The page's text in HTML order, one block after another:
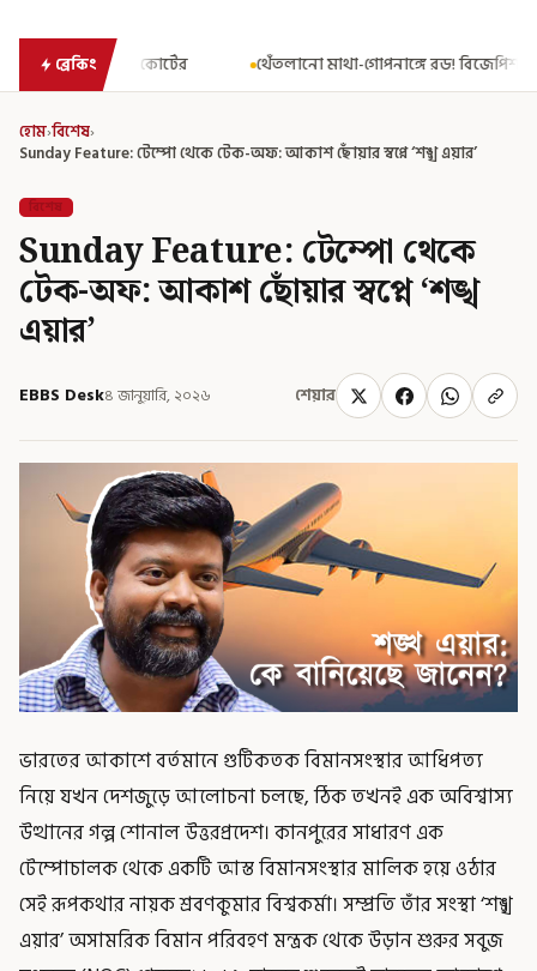
ব্রেকিং
থেঁতলানো মাথা-গোপনাঙ্গে রড! বিজেপিশাসিত অসমে নাবালিকার নৃশংস
হোম›বিশেষ›
Sunday Feature: টেম্পো থেকে টেক-অফ: আকাশ ছোঁয়ার স্বপ্নে ‘শঙ্খ এয়ার’
বিশেষ
Sunday Feature: টেম্পো থেকে
টেক-অফ: আকাশ ছোঁয়ার স্বপ্নে ‘শঙ্খ
এয়ার’
EBBS Desk৪ জানুয়ারি, ২০২৬ শেয়ার
ভারতের আকাশে বর্তমানে গুটিকতক বিমানসংস্থার আধিপত্য
নিয়ে যখন দেশজুড়ে আলোচনা চলছে, ঠিক তখনই এক অবিশ্বাস্য
উত্থানের গল্প শোনাল উত্তরপ্রদেশ। কানপুরের সাধারণ এক
টেম্পোচালক থেকে একটি আস্ত বিমানসংস্থার মালিক হয়ে ওঠার
সেই রূপকথার নায়ক শ্রবণকুমার বিশ্বকর্মা। সম্প্রতি তাঁর সংস্থা ‘শঙ্খ
এয়ার’ অসামরিক বিমান পরিবহণ মন্ত্রক থেকে উড়ান শুরুর সবুজ